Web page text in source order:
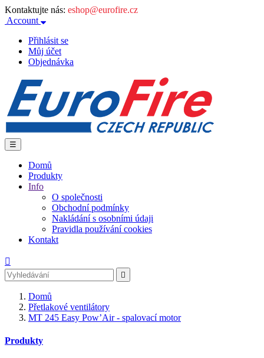
Kontaktujte nás: eshop@eurofire.cz
Account
Přihlásit se
Můj účet
Objednávka
Toggle
navigation
☰
Domů
Produkty
Info
O společnosti
Obchodní podmínky
Nakládání s osobními údaji
Pravidla používání cookies
Kontakt


Domů
Přetlakové ventilátory
MT 245 Easy Pow’Air - spalovací motor
Produkty